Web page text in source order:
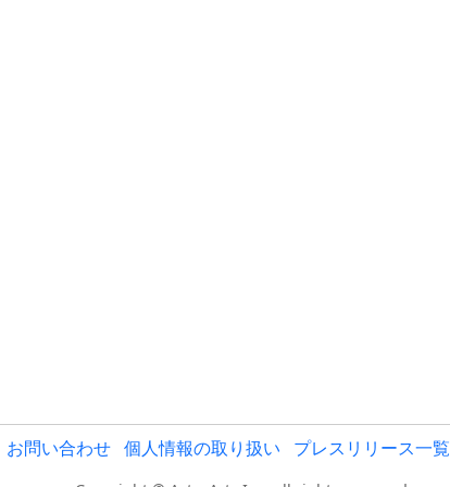
お問い合わせ 個人情報の取り扱い プレスリリース一覧